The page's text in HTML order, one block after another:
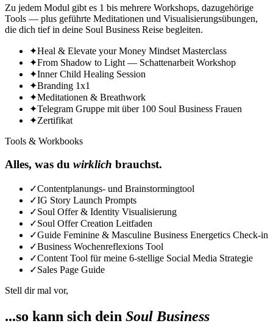
Zu jedem Modul gibt es 1 bis mehrere Workshops, dazugehörige
Tools — plus geführte Meditationen und Visualisierungsübungen,
die dich tief in deine Soul Business Reise begleiten.
✦Heal & Elevate your Money Mindset Masterclass
✦From Shadow to Light — Schattenarbeit Workshop
✦Inner Child Healing Session
✦Branding 1x1
✦Meditationen & Breathwork
✦Telegram Gruppe mit über 100 Soul Business Frauen
✦Zertifikat
Tools & Workbooks
Alles, was du wirklich brauchst.
✓Contentplanungs- und Brainstormingtool
✓IG Story Launch Prompts
✓Soul Offer & Identity Visualisierung
✓Soul Offer Creation Leitfaden
✓Guide Feminine & Masculine Business Energetics Check-in
✓Business Wochenreflexions Tool
✓Content Tool für meine 6-stellige Social Media Strategie
✓Sales Page Guide
Stell dir mal vor,
...so kann sich dein Soul Business